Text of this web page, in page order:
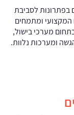
בפתרונות לסביבת
ומתמחים
מערכי בישול,
ומערכות נלוות.